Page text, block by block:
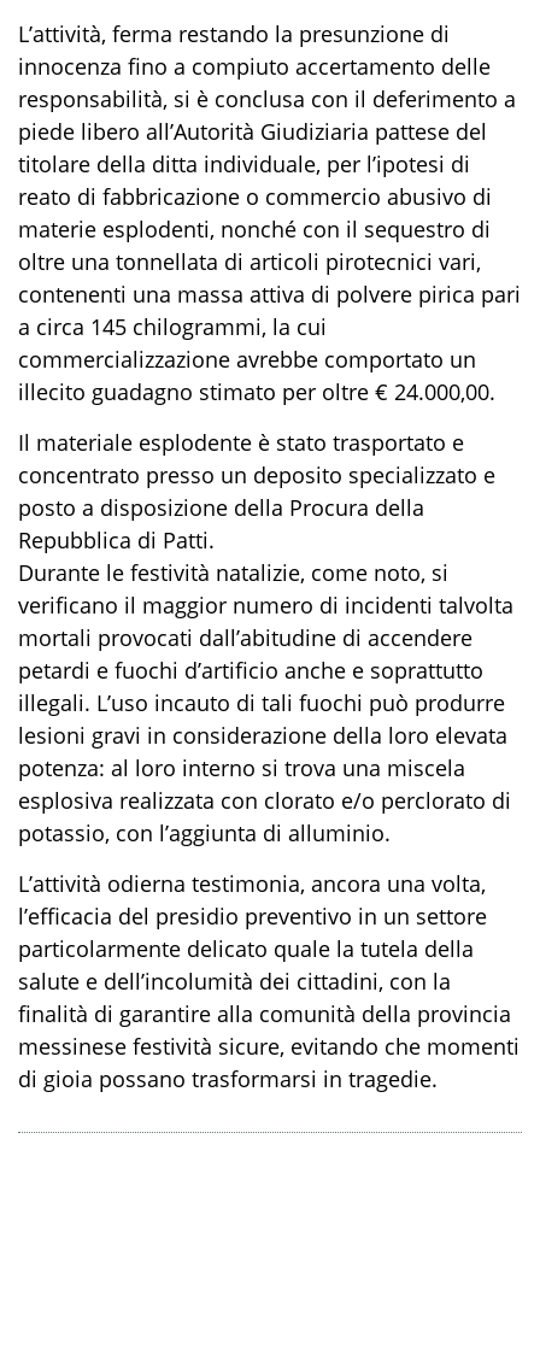
L’attività, ferma restando la presunzione di
innocenza fino a compiuto accertamento delle
responsabilità, si è conclusa con il deferimento a
piede libero all’Autorità Giudiziaria pattese del
titolare della ditta individuale, per l’ipotesi di
reato di fabbricazione o commercio abusivo di
materie esplodenti, nonché con il sequestro di
oltre una tonnellata di articoli pirotecnici vari,
contenenti una massa attiva di polvere pirica pari
a circa 145 chilogrammi, la cui
commercializzazione avrebbe comportato un
illecito guadagno stimato per oltre € 24.000,00.
Il materiale esplodente è stato trasportato e
concentrato presso un deposito specializzato e
posto a disposizione della Procura della
Repubblica di Patti.
Durante le festività natalizie, come noto, si
verificano il maggior numero di incidenti talvolta
mortali provocati dall’abitudine di accendere
petardi e fuochi d’artificio anche e soprattutto
illegali. L’uso incauto di tali fuochi può produrre
lesioni gravi in considerazione della loro elevata
potenza: al loro interno si trova una miscela
esplosiva realizzata con clorato e/o perclorato di
potassio, con l’aggiunta di alluminio.
L’attività odierna testimonia, ancora una volta,
l’efficacia del presidio preventivo in un settore
particolarmente delicato quale la tutela della
salute e dell’incolumità dei cittadini, con la
finalità di garantire alla comunità della provincia
messinese festività sicure, evitando che momenti
di gioia possano trasformarsi in tragedie.